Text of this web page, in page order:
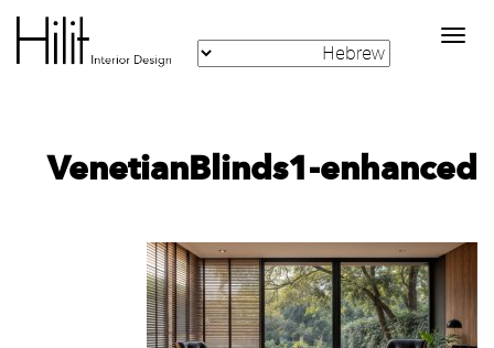
Toggle
navigation
VenetianBlinds1-enhanced